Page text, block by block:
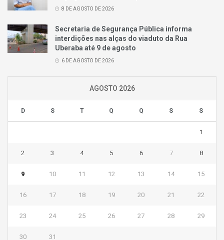
8 DE AGOSTO DE 2026
Secretaria de Segurança Pública informa
interdições nas alças do viaduto da Rua
Uberaba até 9 de agosto
6 DE AGOSTO DE 2026
AGOSTO 2026
D S T Q Q S S
1
2 3 4 5 6 7 8
9 10 11 12 13 14 15
16 17 18 19 20 21 22
23 24 25 26 27 28 29
30 31